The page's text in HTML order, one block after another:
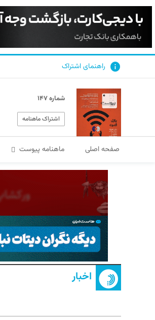
راهنمای اشتراک
شماره ۱۴۷
اشتراک ماهنامه
صفحه اصلی ماهنامه پیوست
اخبار